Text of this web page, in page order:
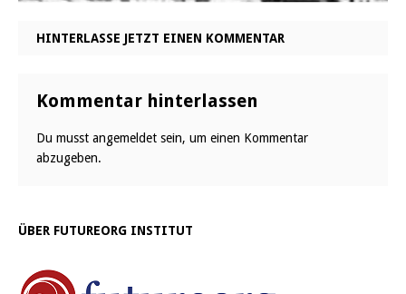
HINTERLASSE JETZT EINEN KOMMENTAR
Kommentar hinterlassen
Du musst angemeldet sein, um einen Kommentar
abzugeben.
ÜBER FUTUREORG INSTITUT